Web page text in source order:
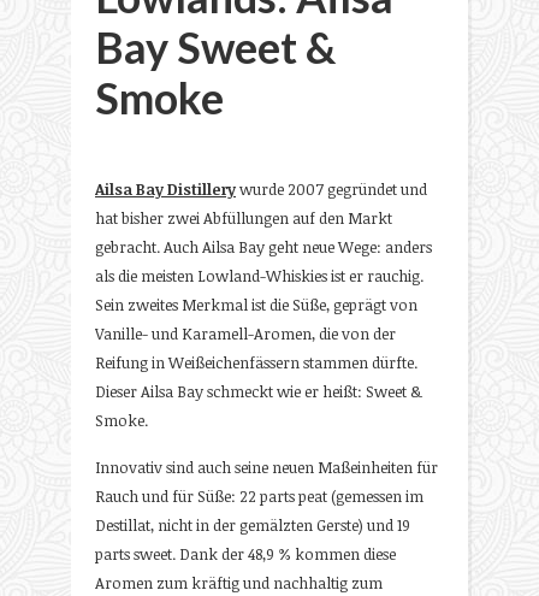
Bay Sweet &
Smoke
Ailsa Bay Distillerywurde 2007 gegründet und
hat bisher zwei Abfüllungen auf den Markt
gebracht. Auch Ailsa Bay geht neue Wege: anders
als die meisten Lowland-Whiskies ist er rauchig.
Sein zweites Merkmal ist die Süße, geprägt von
Vanille- und Karamell-Aromen, die von der
Reifung in Weißeichenfässern stammen dürfte.
Dieser Ailsa Bay schmeckt wie er heißt: Sweet &
Smoke.
Innovativ sind auch seine neuen Maßeinheiten für
Rauch und für Süße: 22 parts peat (gemessen im
Destillat, nicht in der gemälzten Gerste) und 19
parts sweet. Dank der 48,9 % kommen diese
Aromen zum kräftig und nachhaltig zum